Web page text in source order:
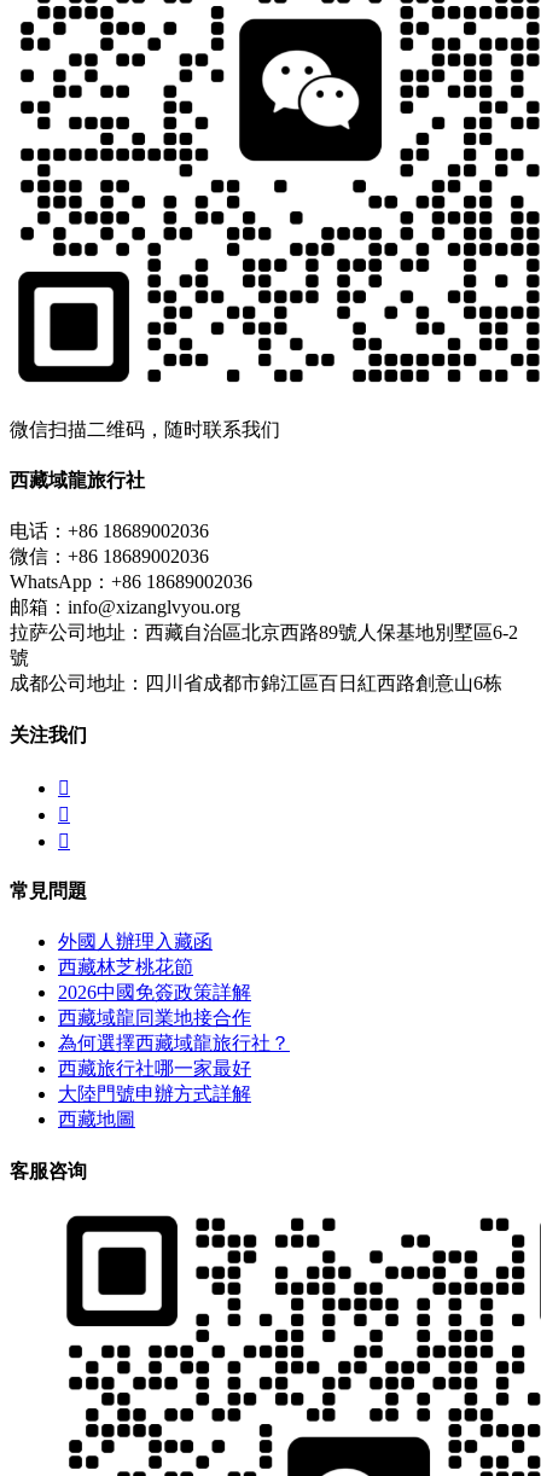
微信扫描二维码，随时联系我们
西藏域龍旅行社
电话：+86 18689002036
微信：+86 18689002036
WhatsApp：+86 18689002036
邮箱：info@xizanglvyou.org
拉萨公司地址：西藏自治區北京西路89號人保基地別墅區6-2
號
成都公司地址：四川省成都市錦江區百日紅西路創意山6栋
关注我们



常見問題
外國人辦理入藏函
西藏林芝桃花節
2026中國免簽政策詳解
西藏域龍同業地接合作
為何選擇西藏域龍旅行社？
西藏旅行社哪一家最好
大陸門號申辦方式詳解
西藏地圖
客服咨询